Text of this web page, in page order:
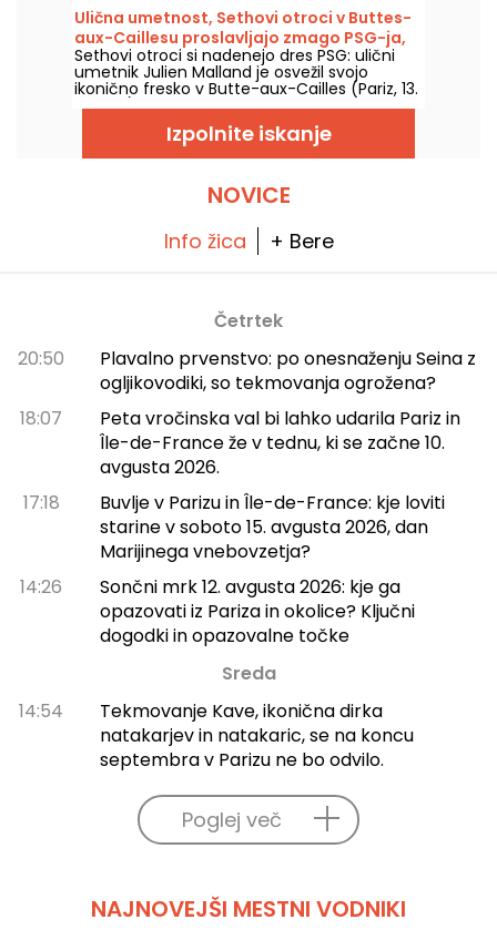
temperature postopoma znižajo, preden se
konec tedna vrne toplejše in sončno vreme.
Ulična umetnost, Sethovi otroci v Buttes-
aux-Caillesu proslavljajo zmago PSG-ja,
Pariz 13. okrožje
Sethovi otroci si nadenejo dres PSG: ulični
umetnik Julien Malland je osvežil svojo
ikonično fresko v Butte-aux-Cailles (Pariz, 13.
okrožje), da bi proslavil zmago v Ligi prvakov
2026! In seveda, navdušeni smo.
Izpolnite iskanje
NOVICE
Info žica + Bere
Četrtek
20:50
Plavalno prvenstvo: po onesnaženju Seina z
ogljikovodiki, so tekmovanja ogrožena?
18:07
Peta vročinska val bi lahko udarila Pariz in
Île-de-France že v tednu, ki se začne 10.
avgusta 2026.
17:18
Buvlje v Parizu in Île-de-France: kje loviti
starine v soboto 15. avgusta 2026, dan
Marijinega vnebovzetja?
14:26
Sončni mrk 12. avgusta 2026: kje ga
opazovati iz Pariza in okolice? Ključni
dogodki in opazovalne točke
Sreda
14:54
Tekmovanje Kave, ikonična dirka
natakarjev in natakaric, se na koncu
septembra v Parizu ne bo odvilo.
Poglej več
NAJNOVEJŠI MESTNI VODNIKI